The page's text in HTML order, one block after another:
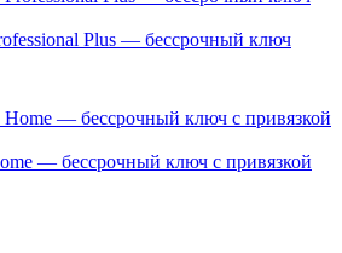
Plus — бессрочный ключ
— бессрочный ключ с привязкой